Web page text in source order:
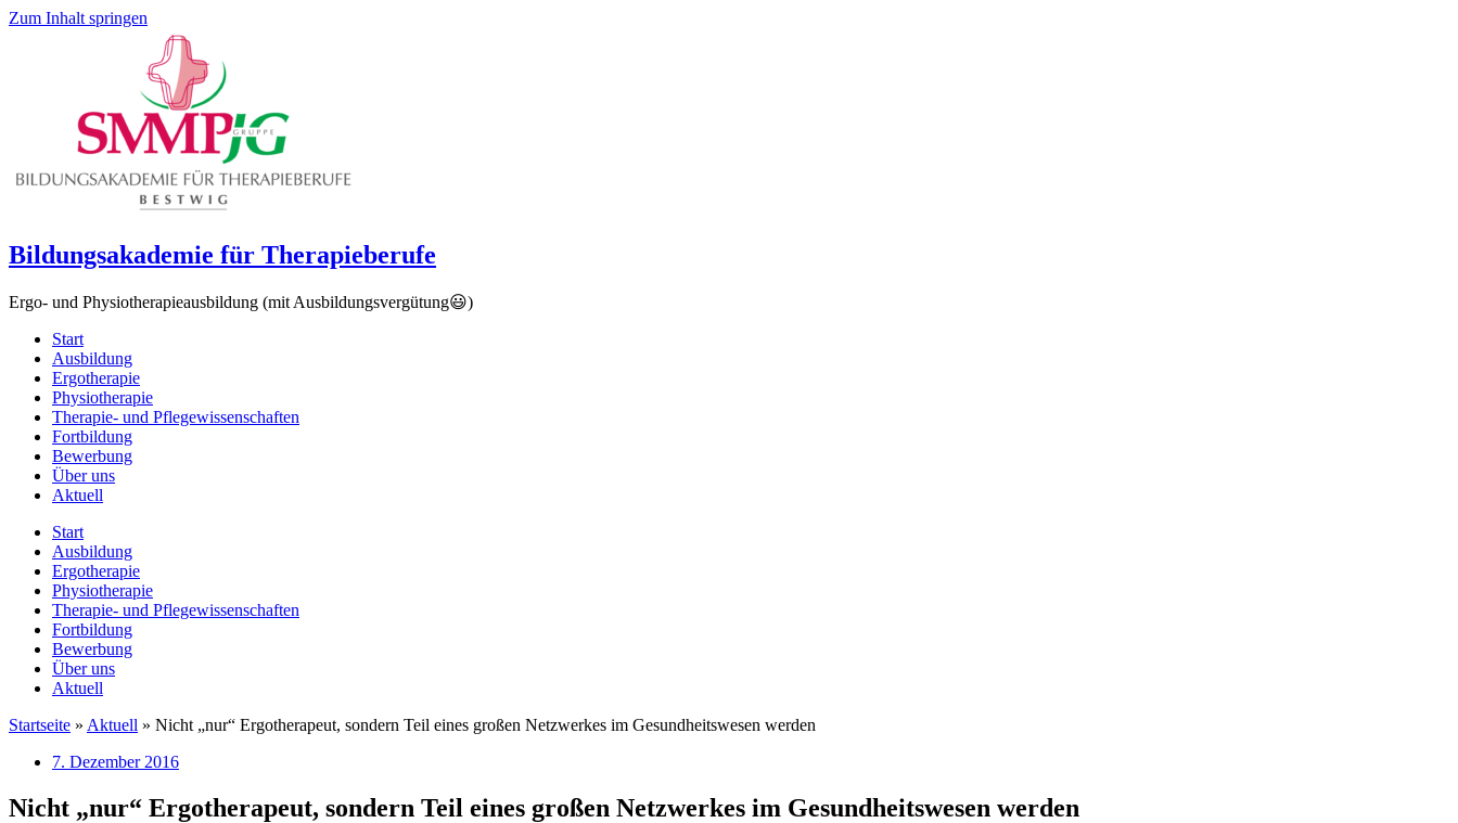
Zum Inhalt springen
Bildungsakademie für Therapieberufe
Ergo- und Physiotherapieausbildung (mit Ausbildungsvergütung😃)
Start
Ausbildung
Ergotherapie
Physiotherapie
Therapie- und Pflegewissenschaften
Fortbildung
Bewerbung
Über uns
Aktuell
Start
Ausbildung
Ergotherapie
Physiotherapie
Therapie- und Pflegewissenschaften
Fortbildung
Bewerbung
Über uns
Aktuell
Startseite » Aktuell » Nicht „nur“ Ergotherapeut, sondern Teil eines großen Netzwerkes im Gesundheitswesen werden
7. Dezember 2016
Nicht „nur“ Ergotherapeut, sondern Teil eines großen Netzwerkes im Gesundheitswesen werden